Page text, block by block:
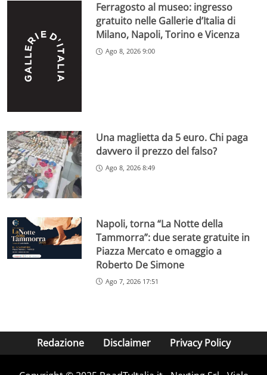
Ferragosto al museo: ingresso
gratuito nelle Gallerie d’Italia di
Milano, Napoli, Torino e Vicenza
Ago 8, 2026 9:00
Una maglietta da 5 euro. Chi paga
davvero il prezzo del falso?
Ago 8, 2026 8:49
Napoli, torna “La Notte della
Tammorra”: due serate gratuite in
Piazza Mercato e omaggio a
Roberto De Simone
Ago 7, 2026 17:51
Redazione Disclaimer Privacy Policy